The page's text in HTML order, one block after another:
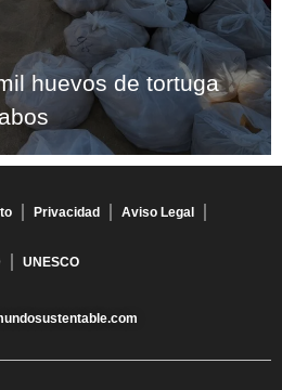
huevos de tortuga
Privacidad Aviso Legal
UNESCO